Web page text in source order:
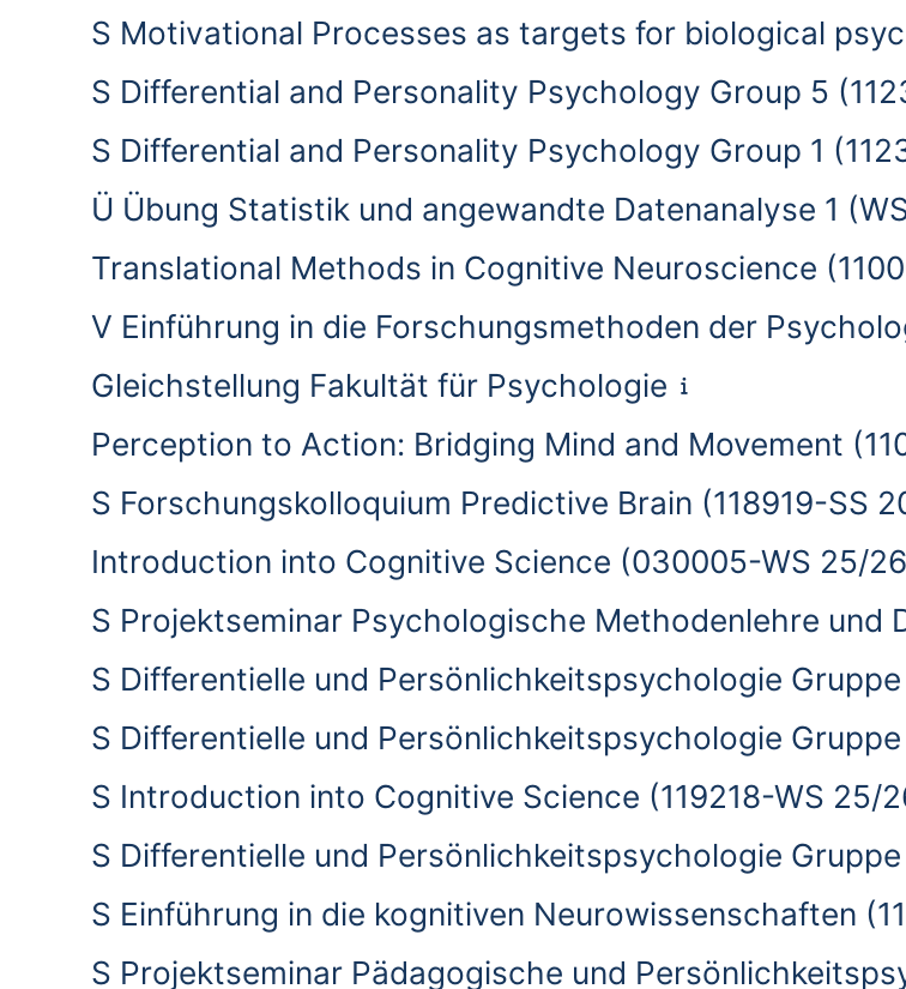
S Motivational Processes as targets for biological
S Differential and Personality Psychology Group 5
S Differential and Personality Psychology Group 1
Ü Übung Statistik und angewandte Datenanalyse 1
Translational Methods in Cognitive Neuroscience
V Einführung in die Forschungsmethoden der
Gleichstellung Fakultät für Psychologie
Perception to Action: Bridging Mind and Movement
S Forschungskolloquium Predictive Brain (118919-SS
Introduction into Cognitive Science (030005-WS 25/
S Projektseminar Psychologische Methodenlehre und
S Differentielle und Persönlichkeitspsychologie
S Differentielle und Persönlichkeitspsychologie
S Introduction into Cognitive Science (119218-WS 25/
S Differentielle und Persönlichkeitspsychologie
S Einführung in die kognitiven Neurowissenschaften
S Projektseminar Pädagogische und